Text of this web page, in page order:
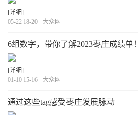
[详细]
05-22 18-20
大众网
6组数字，带你了解2023枣庄成绩单！
[详细]
01-10 15-16
大众网
通过这些tag感受枣庄发展脉动